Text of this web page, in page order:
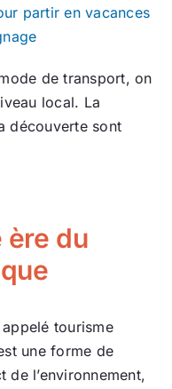
partir en vacances
de transport, on
local. La
découverte sont
ère du
tourisme
une forme de
l’environnement,